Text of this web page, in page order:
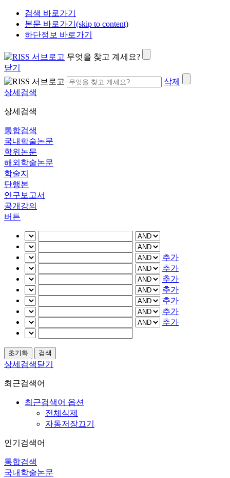
검색 바로가기
본문 바로가기(skip to content)
하단정보 바로가기
무엇을 찾고 계세요?
닫기
삭제
상세검색
상세검색
통합검색
국내학술논문
학위논문
해외학술논문
학술지
단행본
연구보고서
공개강의
버튼
추가
추가
추가
추가
추가
추가
추가
상세검색닫기
최근검색어
최근검색어 옵션
전체삭제
자동저장끄기
인기검색어
통합검색
국내학술논문